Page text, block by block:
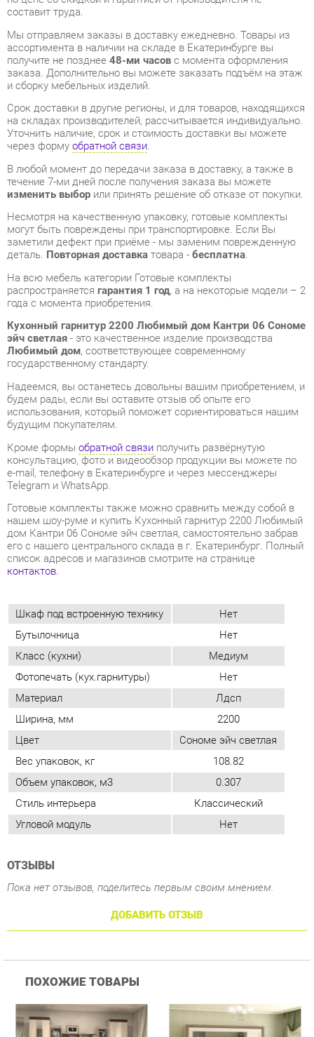
заказа. Дополнительно вы можете заказать подъём на этаж
и сборку мебельных изделий.
Срок доставки в другие регионы, и для товаров, находящихся
на складах производителей, рассчитывается индивидуально.
Уточнить наличие, срок и стоимость доставки вы можете
через формуобратной связи.
течение 7-ми дней после получения заказа вы можете
изменить выборили принять решение об отказе от покупки.
Несмотря на качественную упаковку, готовые комплекты
заметили дефект при приёме - мы заменим поврежденную
деталь.Повторная доставкатовара -бесплатна.
На всю мебель категории Готовые комплекты
распространяетсягарантия 1 год, а на некоторые модели – 2
года с момента приобретения.
Кухонный гарнитур 2200 Любимый дом Кантри 06 Сономе
эйч светлая- это качественное изделие производства
Любимый дом, соответствующее современному
государственному стандарту.
Надеемся, вы останетесь довольны вашим приобретением, и
будем рады, если вы оставите отзыв об опыте его
использования, который поможет сориентироваться нашим
будущим покупателям.
Кроме формыобратной связиполучить развёрнутую
e-mail, телефону в Екатеринбурге и через мессенджеры
Telegram и WhatsApp.
Готовые комплекты также можно сравнить между собой в
дом Кантри 06 Сономе эйч светлая, самостоятельно забрав
его с нашего центрального склада в г. Екатеринбург. Полный
список адресов и магазинов смотрите на странице
контактов.
Шкаф под встроенную технику
Нет
Бутылочница
Нет
Класс (кухни)
Медиум
Материал
Лдсп
Ширина, мм
2200
Цвет
Сономе эйч светлая
Вес упаковок, кг
108.82
Объем упаковок, м3
0.307
Стиль интерьера
Классический
Угловой модуль
Нет
ОТЗЫВЫ
Пока нет отзывов, поделитесь первым своим мнением.
ДОБАВИТЬ ОТЗЫВ
Гостиная Стиль
Атлантида-2 Венге-дуб
Белфорд
Гостиная Витра